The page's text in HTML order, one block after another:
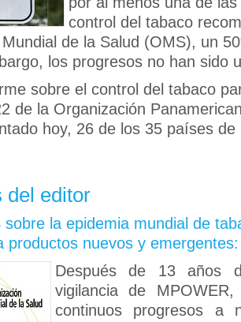
control del tabaco
de la Salud (OMS), un
los progresos no han sido
sobre el control del tabaco
de la Organización
hoy, 26 de los 35 países de
del editor
la epidemia mundial de
productos nuevos y
Después de 13 años
vigilancia de
continuos progresos a